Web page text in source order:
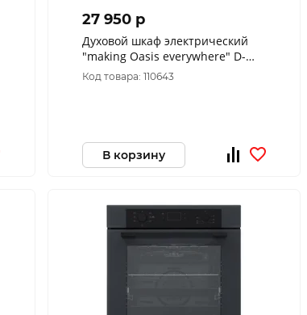
27 950 p
Духовой шкаф электрический
"making Oasis everywhere" D-
45SB6
Код товара: 110643
В корзину